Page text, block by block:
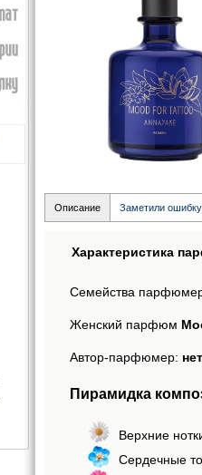
Описание Заметили
Характеристика
Семейства
Женский парфюм
Автор-парфюмер:
Пирамидка
Верхние
Сердечные